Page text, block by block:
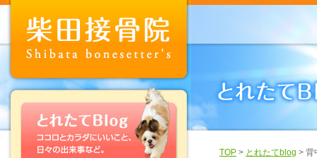
TOP > とれたてblog > 背